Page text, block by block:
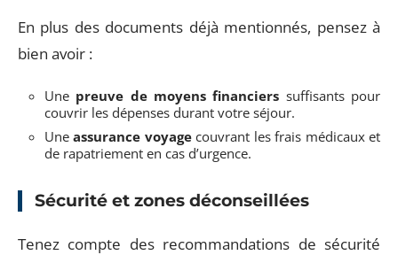
En plus des documents déjà mentionnés, pensez à
bien avoir :
Une preuve de moyens financiers suffisants pour
couvrir les dépenses durant votre séjour.
Uneassurance voyagecouvrant les frais médicaux et
de rapatriement en cas d’urgence.
Sécurité et zones déconseillées
Tenez compte des recommandations de sécurité